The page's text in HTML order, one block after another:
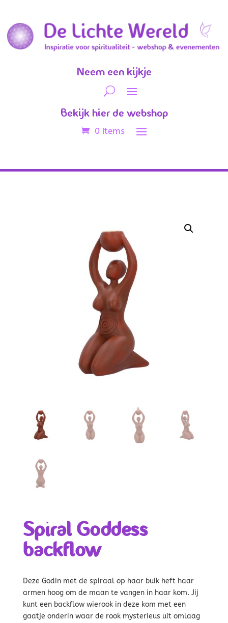
Neem een kijkje
Bekijk hier de webshop
0 items
Spiral Goddess
backflow
Deze Godin met de spiraal op haar buik heft haar
armen hoog om de maan te vangen in haar kom. Jij
kunt een backflow wierook in deze kom met een
gaatje onderin waar de rook mysterieus uit omlaag